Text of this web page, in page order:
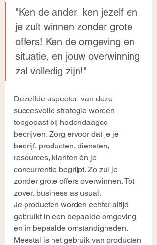
"Ken de ander, ken jezelf en
je zult winnen zonder grote
offers! Ken de omgeving en
situatie, en jouw overwinning
zal volledig zijn!"
Dezelfde aspecten van deze
succesvolle strategie worden
toegepast bij hedendaagse
bedrijven. Zorg ervoor dat je je
bedrijf, producten, diensten,
resources, klanten én je
concurrentie begrijpt. Zo zul je
zonder grote offers overwinnen. Tot
zover, business as usual.
Je producten worden echter altijd
gebruikt in een bepaalde omgeving
en in bepaalde omstandigheden.
Meestal is het gebruik van producten